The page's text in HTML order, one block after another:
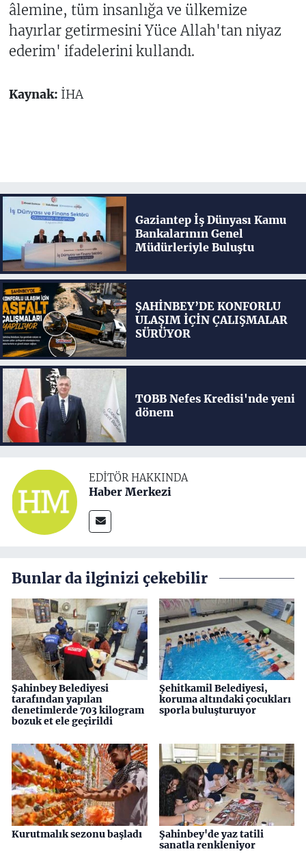
âlemine, tüm insanlığa ve ülkemize
hayırlar getirmesini Yüce Allah'tan niyaz
ederim' ifadelerini kullandı.
Kaynak: İHA
Gaziantep İş Dünyası Kamu
Bankalarının Genel
Müdürleriyle Buluştu
ŞAHİNBEY’DE KONFORLU
ULAŞIM İÇİN ÇALIŞMALAR
SÜRÜYOR
TOBB Nefes Kredisi'nde yeni
dönem
EDITÖR HAKKINDA
Haber Merkezi
Bunlar da ilginizi çekebilir
Şahinbey Belediyesi
tarafından yapılan
denetimlerde 703 kilogram
bozuk et ele geçirildi
Şehitkamil Belediyesi,
koruma altındaki çocukları
sporla buluşturuyor
Kurutmalık sezonu başladı
Şahinbey'de yaz tatili
sanatla renkleniyor